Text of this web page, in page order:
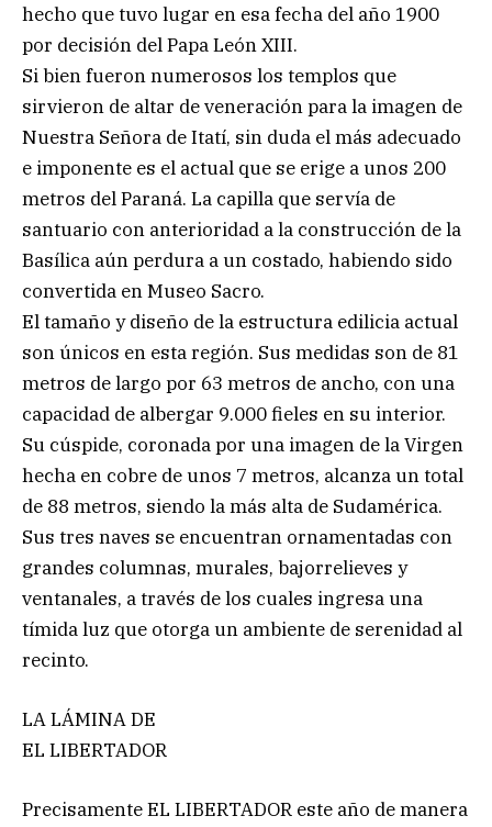
hecho que tuvo lugar en esa fecha del año 1900
por decisión del Papa León XIII.
Si bien fueron numerosos los templos que
sirvieron de altar de veneración para la imagen de
Nuestra Señora de Itatí, sin duda el más adecuado
e imponente es el actual que se erige a unos 200
metros del Paraná. La capilla que servía de
santuario con anterioridad a la construcción de la
Basílica aún perdura a un costado, habiendo sido
convertida en Museo Sacro.
El tamaño y diseño de la estructura edilicia actual
son únicos en esta región. Sus medidas son de 81
metros de largo por 63 metros de ancho, con una
capacidad de albergar 9.000 fieles en su interior.
Su cúspide, coronada por una imagen de la Virgen
hecha en cobre de unos 7 metros, alcanza un total
de 88 metros, siendo la más alta de Sudamérica.
Sus tres naves se encuentran ornamentadas con
grandes columnas, murales, bajorrelieves y
ventanales, a través de los cuales ingresa una
tímida luz que otorga un ambiente de serenidad al
recinto.
LA LÁMINA DE
EL LIBERTADOR
Precisamente EL LIBERTADOR este año de manera